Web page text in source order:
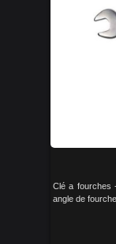
Clé a fourches
angle de